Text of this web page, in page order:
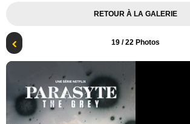
RETOUR À LA GALERIE
19 / 22 Photos